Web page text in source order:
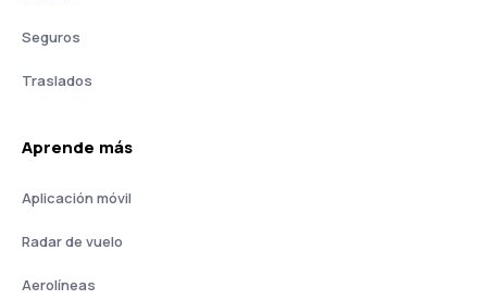
Seguros
Traslados
Aprende más
Aplicación móvil
Radar de vuelo
Aerolíneas